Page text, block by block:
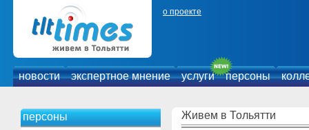
о проекте
новости экспертное мнение услуги персоны
персоны Живем в Тольятти